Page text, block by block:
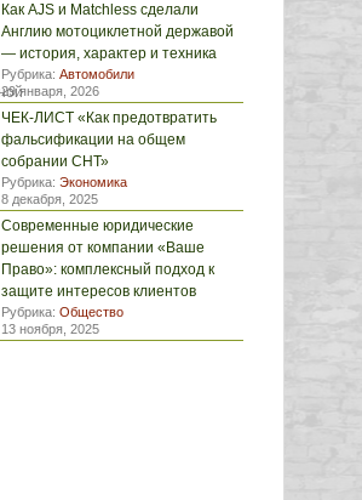
Как AJS и Matchless сделали
Англию мотоциклетной державой
— история, характер и техника
Рубрика: Автомобили
29 января, 2026
ЧЕК-ЛИСТ «Как предотвратить
фальсификации на общем
собрании СНТ»
Рубрика: Экономика
8 декабря, 2025
Современные юридические
решения от компании «Ваше
Право»: комплексный подход к
защите интересов клиентов
Рубрика: Общество
13 ноября, 2025